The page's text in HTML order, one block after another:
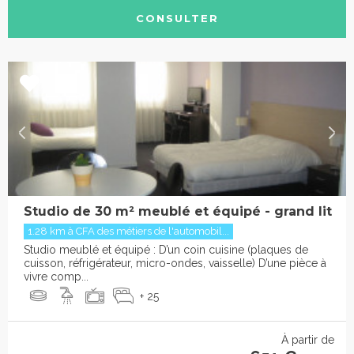
CONSULTER
Studio de 30 m² meublé et équipé - grand lit
1.28 km à CFA des métiers de l'automobil...
Studio meublé et équipé : D’un coin cuisine (plaques de
cuisson, réfrigérateur, micro-ondes, vaisselle) D’une pièce à
vivre comp...
+ 25
À partir de